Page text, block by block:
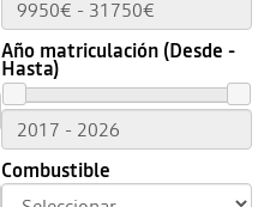
Año matriculación (Desde -
Hasta)
Combustible